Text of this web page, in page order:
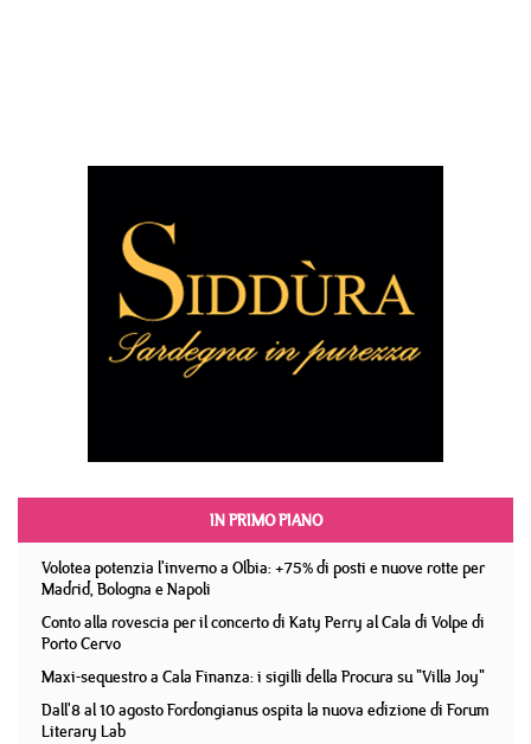
IN PRIMO PIANO
Volotea potenzia l'inverno a Olbia: +75% di posti e nuove rotte per
Madrid, Bologna e Napoli
Conto alla rovescia per il concerto di Katy Perry al Cala di Volpe di
Porto Cervo
Maxi-sequestro a Cala Finanza: i sigilli della Procura su "Villa Joy"
Dall'8 al 10 agosto Fordongianus ospita la nuova edizione di Forum
Literary Lab